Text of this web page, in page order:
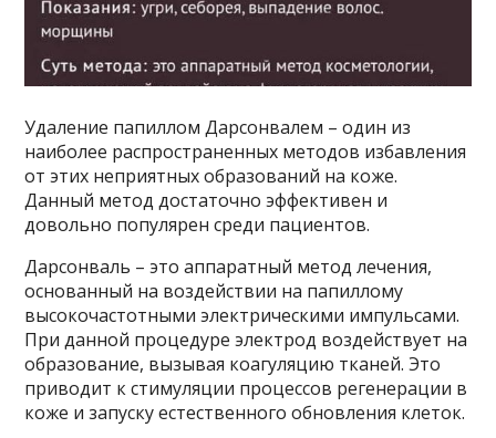
Удаление папиллом Дарсонвалем – один из
наиболее распространенных методов избавления
от этих неприятных образований на коже.
Данный метод достаточно эффективен и
довольно популярен среди пациентов.
Дарсонваль – это аппаратный метод лечения,
основанный на воздействии на папиллому
высокочастотными электрическими импульсами.
При данной процедуре электрод воздействует на
образование, вызывая коагуляцию тканей. Это
приводит к стимуляции процессов регенерации в
коже и запуску естественного обновления клеток.